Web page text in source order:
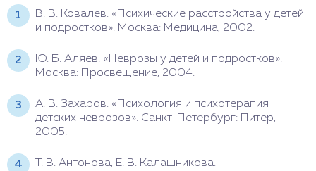
В. В. Ковалев. «Психические расстройства у детей
и подростков». Москва: Медицина, 2002.
Ю. Б. Аляев. «Неврозы у детей и подростков».
Москва: Просвещение, 2004.
А. В. Захаров. «Психология и психотерапия
детских неврозов». Санкт-Петербург: Питер,
2005.
Т. В. Антонова, Е. В. Калашникова.